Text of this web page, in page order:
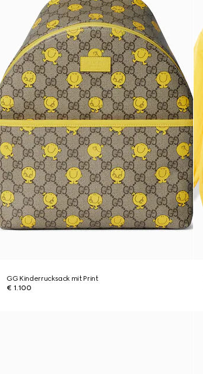
GG Kinderrucksack mit Print
€ 1.100